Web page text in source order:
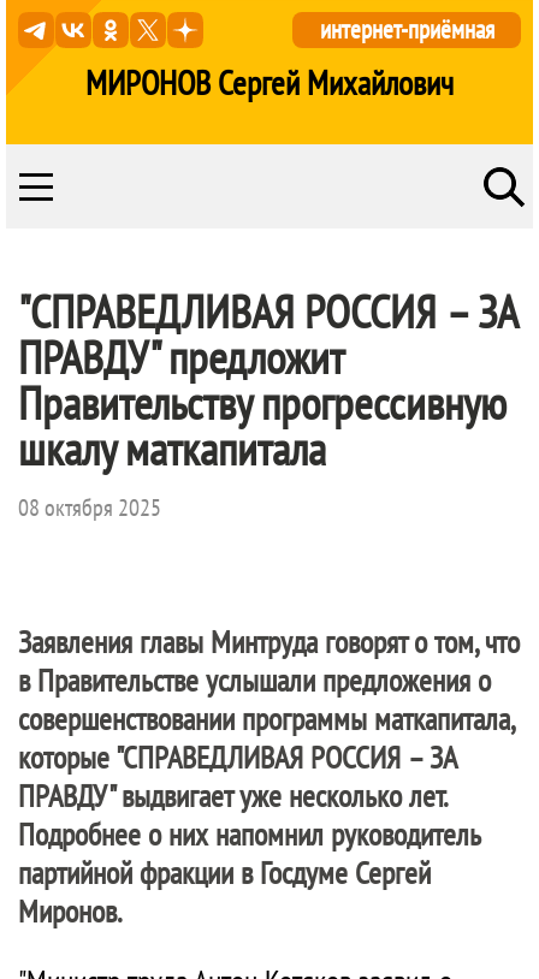
МИРОНОВ Сергей Михайлович
интернет-приёмная
"СПРАВЕДЛИВАЯ РОССИЯ – ЗА
ПРАВДУ" предложит
Правительству прогрессивную
шкалу маткапитала
08 октября 2025
Заявления главы Минтруда говорят о том, что
в Правительстве услышали предложения о
совершенствовании программы маткапитала,
которые "СПРАВЕДЛИВАЯ РОССИЯ – ЗА
ПРАВДУ" выдвигает уже несколько лет.
Подробнее о них напомнил руководитель
партийной фракции в Госдуме Сергей
Миронов.